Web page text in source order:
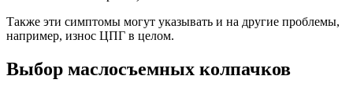
Также эти симптомы могут указывать и на другие проблемы,
например, износ ЦПГ в целом.
Выбор маслосъемных колпачков